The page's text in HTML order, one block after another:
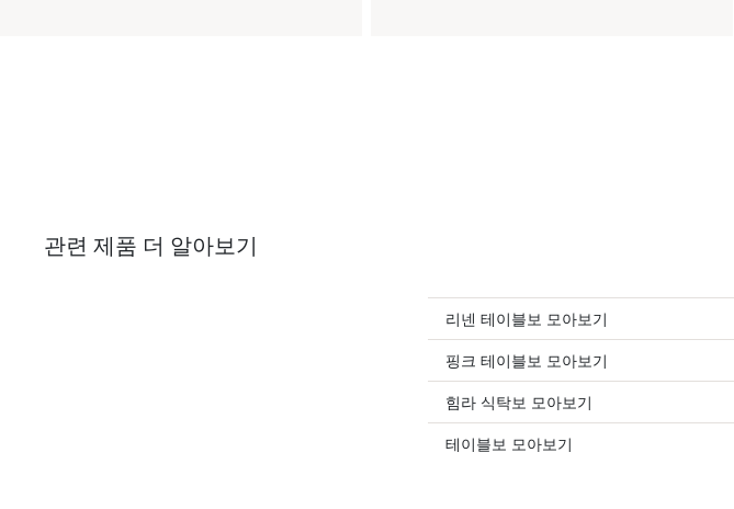
관련 제품 더 알아보기
리넨 테이블보 모아보기
핑크 테이블보 모아보기
힘라 식탁보 모아보기
테이블보 모아보기